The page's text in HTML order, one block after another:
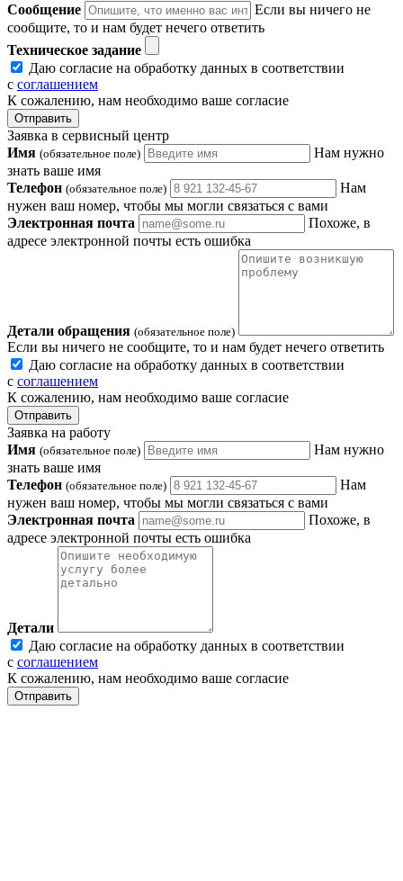
Сообщение
Если вы ничего не
сообщите, то и нам будет нечего ответить
Техническое задание
Даю согласие на обработку данных в соответствии
с соглашением
К сожалению, нам необходимо ваше согласие
Отправить
Заявка в сервисный центр
Имя (обязательное поле)
Нам нужно
знать ваше имя
Телефон (обязательное поле)
Нам
нужен ваш номер, чтобы мы могли связаться с вами
Электронная почта
Похоже, в
адресе электронной почты есть ошибка
Детали обращения (обязательное поле)
Если вы ничего не сообщите, то и нам будет нечего ответить
Даю согласие на обработку данных в соответствии
с соглашением
К сожалению, нам необходимо ваше согласие
Отправить
Заявка на работу
Имя (обязательное поле)
Нам нужно
знать ваше имя
Телефон (обязательное поле)
Нам
нужен ваш номер, чтобы мы могли связаться с вами
Электронная почта
Похоже, в
адресе электронной почты есть ошибка
Детали
Даю согласие на обработку данных в соответствии
с соглашением
К сожалению, нам необходимо ваше согласие
Отправить